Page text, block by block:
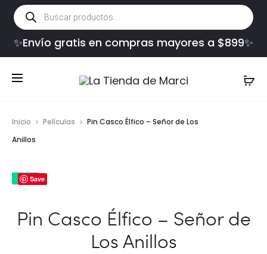
Búsqueda
de
productos
✨Envío gratis en compras mayores a $899✨
Inicio Películas
Pin Casco Élfico – Señor de Los
Anillos
7%Save
Pin Casco Élfico – Señor de
Los Anillos